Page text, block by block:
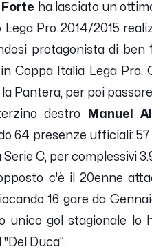
ha lasciato un
Pro 2014/2015
protagonista di
Coppa Italia Lega
Pantera, per poi
destro
Manuel
64 presenze ufficiali:
Serie C, per complessivi
c'è il 20enne
16 gare da
unico gol stagionale lo
"Del Duca".